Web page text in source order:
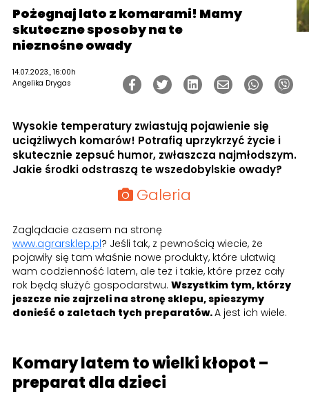
Pożegnaj lato z komarami! Mamy
skuteczne sposoby na te
nieznośne owady
14.07.2023., 16:00h
Angelika Drygas
Wysokie temperatury zwiastują pojawienie się
uciążliwych komarów! Potrafią uprzykrzyć życie i
skutecznie zepsuć humor, zwłaszcza najmłodszym.
Jakie środki odstraszą te wszedobylskie owady?
Galeria
Zaglądacie czasem na stronę
www.agrarsklep.pl? Jeśli tak, z pewnością wiecie, że
pojawiły się tam właśnie nowe produkty, które ułatwią
wam codzienność latem, ale też i takie, które przez cały
rok będą służyć gospodarstwu. Wszystkim tym, którzy
jeszcze nie zajrzeli na stronę sklepu, spieszymy
donieść o zaletach tych preparatów.A jest ich wiele.
Komary latem to wielki kłopot –
preparat dla dzieci